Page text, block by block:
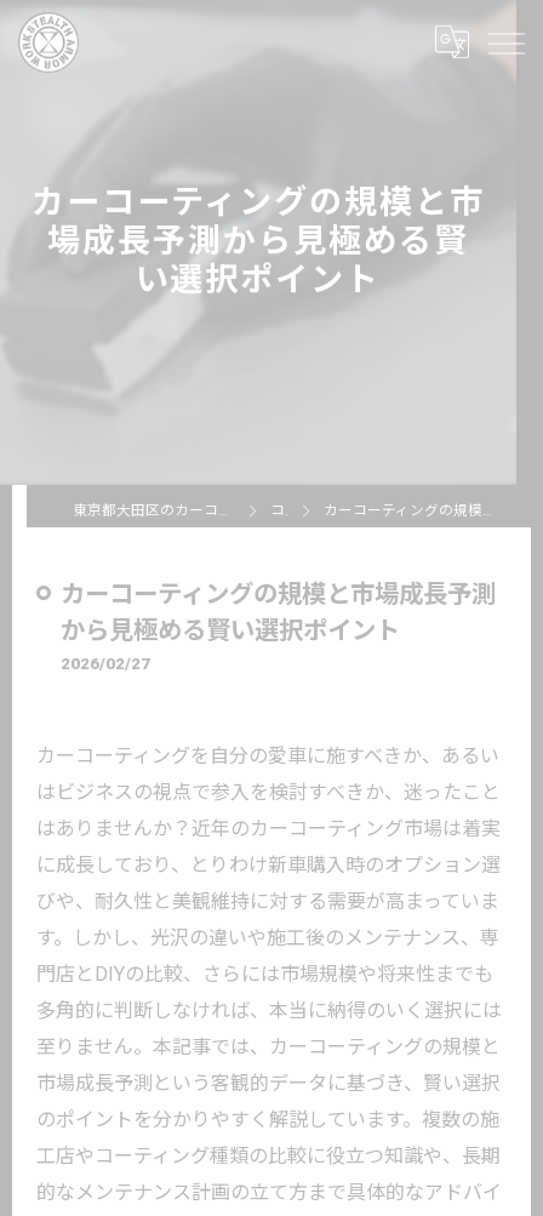
カーコーティングの規模と市
場成長予測から見極める賢
い選択ポイント
東京都大田区のカーコーティングならSTEALTH ARMOR WORKS コラム カーコーティングの規模と市場成長予測から見極める賢い選択ポイント
カーコーティングの規模と市場成長予測
から見極める賢い選択ポイント
2026/02/27
カーコーティングを自分の愛車に施すべきか、あるい
はビジネスの視点で参入を検討すべきか、迷ったこと
はありませんか？近年のカーコーティング市場は着実
に成長しており、とりわけ新車購入時のオプション選
びや、耐久性と美観維持に対する需要が高まっていま
す。しかし、光沢の違いや施工後のメンテナンス、専
門店とDIYの比較、さらには市場規模や将来性までも
多角的に判断しなければ、本当に納得のいく選択には
至りません。本記事では、カーコーティングの規模と
市場成長予測という客観的データに基づき、賢い選択
のポイントを分かりやすく解説しています。複数の施
工店やコーティング種類の比較に役立つ知識や、長期
的なメンテナンス計画の立て方まで具体的なアドバイ